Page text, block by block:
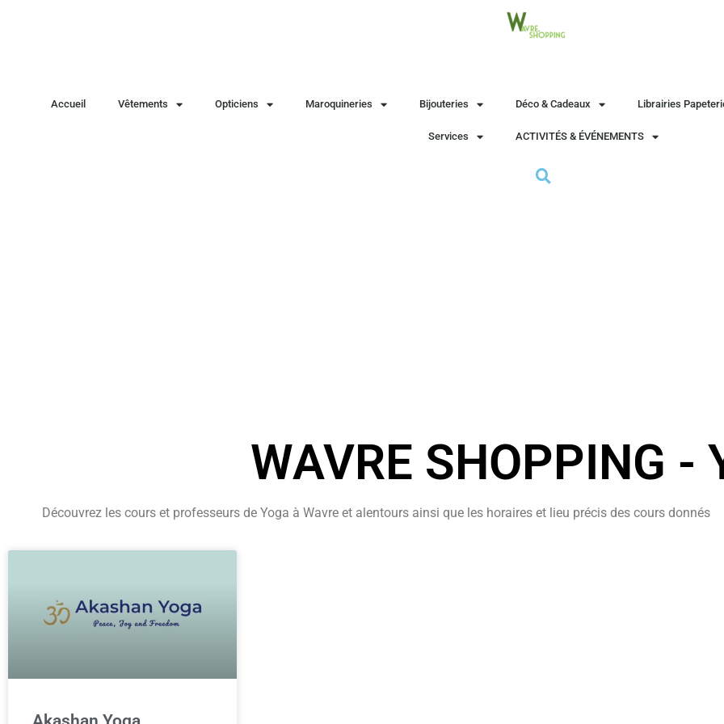
Accueil Vêtements Opticiens Maroquineries Bijouteries Déco & Cadeaux Librairies
Services ACTIVITÉS & ÉVÉNEMENTS
WAVRE SHOPPING -
Découvrez les cours et professeurs de Yoga à Wavre et alentours ainsi que les horaires et lieu précis des cours donnés